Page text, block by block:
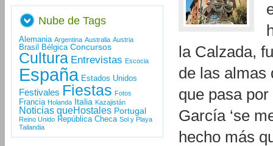
la Calzada,
de las almas
que pasa
García ‘se
hecho más
Nube de Tags
Alemania Argentina Australia Austria
Brasil Bélgica Concursos
Cultura Entrevistas Escocia
España Estados Unidos
Festivales Fiestas Fotos
Francia Holanda Italia Kazajistán
Noticias queHostales Portugal
Reino Unido República Checa Sol y Playa
Tailandia